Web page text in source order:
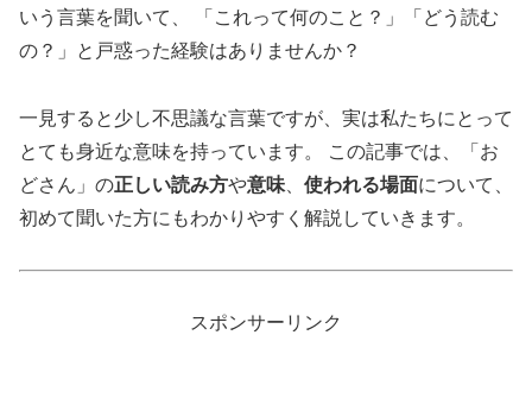
いう言葉を聞いて、 「これって何のこと？」「どう読む
の？」と戸惑った経験はありませんか？
一見すると少し不思議な言葉ですが、実は私たちにとって
とても身近な意味を持っています。 この記事では、「お
どさん」の正しい読み方や意味 使われる場面について、
初めて聞いた方にもわかりやすく解説していきます。
スポンサーリンク